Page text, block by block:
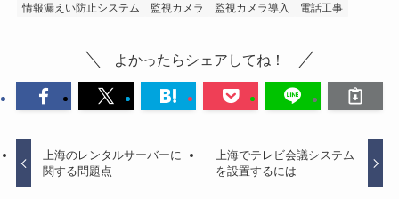
情報漏えい防止システム
監視カメラ 監視カメラ導入 電話工事
よかったらシェアしてね！
上海のレンタルサーバーに
関する問題点
上海でテレビ会議システム
を設置するには